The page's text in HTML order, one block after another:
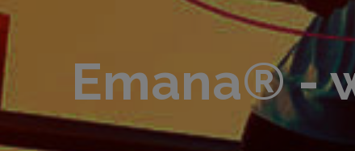
Emana® -